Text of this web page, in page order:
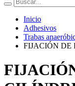
Inicio
Adhesivos
Trabas
FIJACIÓN DE